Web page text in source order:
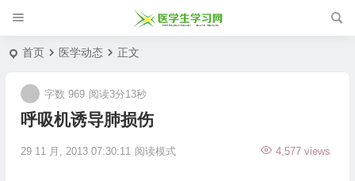
首页 医学动态 正文
呼吸机诱导肺损伤
29 11 月, 2013 07:30:11 4,577 views
字数 969 阅读3分13秒
阅读模式